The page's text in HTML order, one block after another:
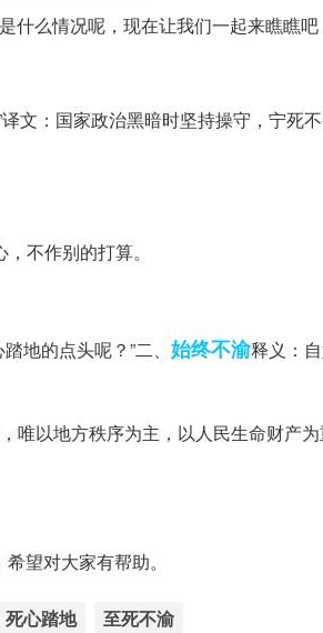
什么情况呢，现在让我们一起来瞧瞧吧
文：国家政治黑暗时坚持操守，宁死
不作别的打算。
地的点头呢？”二、 始终不渝释义：
唯以地方秩序为主，以人民生命财产
望对大家有帮助。
死心踏地 至死不渝